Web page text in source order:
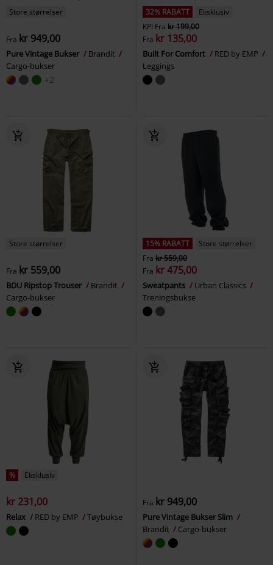
Store størrelser
Fra kr 949,00
Pure Vintage Bukser
Brandit
Cargo-bukser
+2
32% RABATT
Eksklusiv
KPI Fra kr 199,00
Fra kr 135,00
Built For Comfort
RED by EMP
Leggings
Store størrelser
Fra kr 559,00
BDU Ripstop Trouser
Brandit
Cargo-bukser
15% RABATT
Store størrelser
Fra kr 559,00
Fra kr 475,00
Sweatpants
Urban Classics
Treningsbukse
% Eksklusiv
kr 231,00
Relax RED by EMP Tøybukse
Fra kr 949,00
Pure Vintage Bukser Slim
Brandit
Cargo-bukser